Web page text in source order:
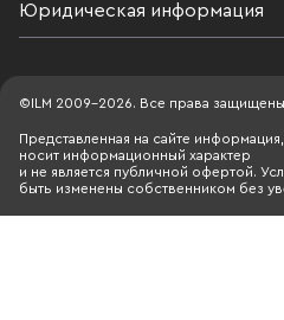
Юридическая информация
©ILM 2009-2026. Все права защищены
Представленная на сайте
носит информационный характер
и не является публичной офертой.
быть изменены собственником без